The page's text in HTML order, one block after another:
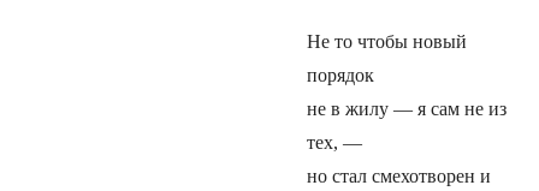
Не то чтобы новый
порядок
не в жилу — я сам не из
тех, —
но стал смехотворен и